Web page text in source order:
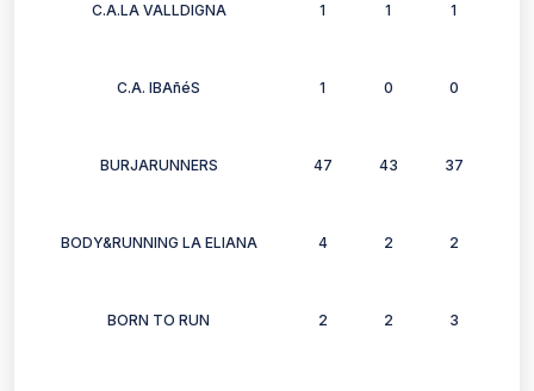
C.A.LA VALLDIGNA 1 1 1
C.A. IBAñéS 1 0 0
BURJARUNNERS 47 43 37
BODY&RUNNING LA ELIANA 4 2 2
BORN TO RUN 2 2 3